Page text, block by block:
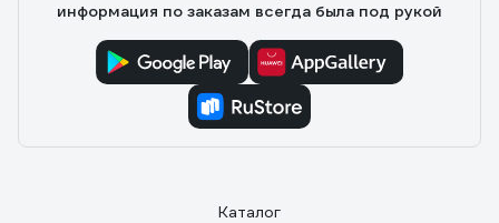
информация по заказам всегда была под рукой
Каталог